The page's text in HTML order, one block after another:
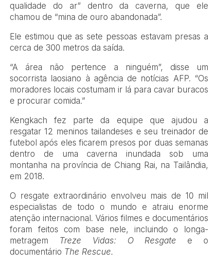
qualidade do ar” dentro da caverna, que ele
chamou de “mina de ouro abandonada”.
Ele estimou que as sete pessoas estavam presas a
cerca de 300 metros da saída.
“A área não pertence a ninguém”, disse um
socorrista laosiano à agência de notícias AFP. “Os
moradores locais costumam ir lá para cavar buracos
e procurar comida.”
Kengkach fez parte da equipe que ajudou a
resgatar 12 meninos tailandeses e seu treinador de
futebol após eles ficarem presos por duas semanas
dentro de uma caverna inundada sob uma
montanha na província de Chiang Rai, na Tailândia,
em 2018.
O resgate extraordinário envolveu mais de 10 mil
especialistas de todo o mundo e atraiu enorme
atenção internacional. Vários filmes e documentários
foram feitos com base nele, incluindo o longa-
metragem
Treze Vidas: O Resgate e o
documentário The Rescue.